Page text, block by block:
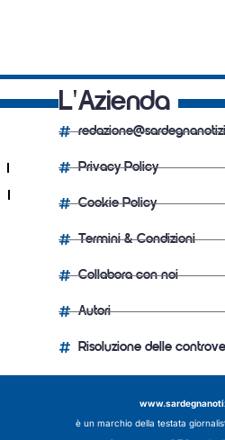
L'Azienda
Privacy Policy
Cookie Policy
Termini & Condizioni
Collabora con noi
Autori
Risoluzione delle
è un marchio della testata